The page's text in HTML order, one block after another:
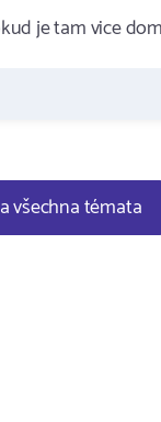
je tam vice
všechna témata